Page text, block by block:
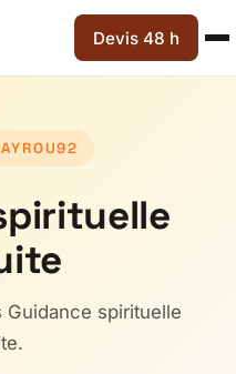
Devis 48 h
spirituelle